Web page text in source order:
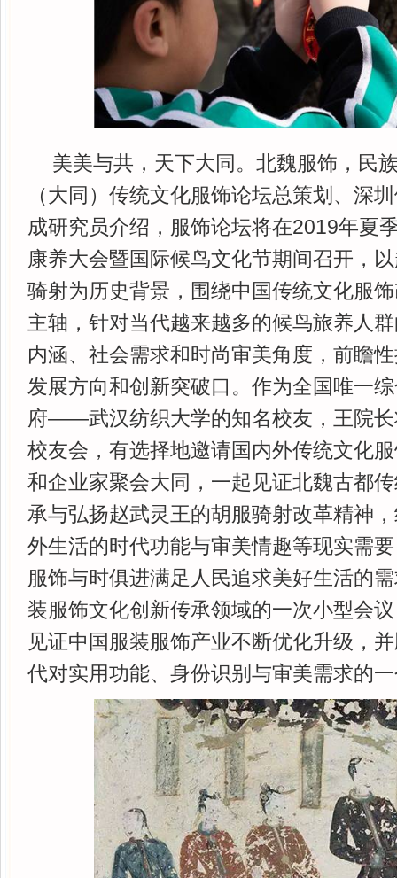
美美与共，天下大同。北魏服饰，民
（大同）传统文化服饰论坛总策划、深
成研究员介绍，服饰论坛将在2019年夏
康养大会暨国际候鸟文化节期间召开，
骑射为历史背景，围绕中国传统文化服
主轴，针对当代越来越多的候鸟旅养人
内涵、社会需求和时尚审美角度，前瞻
发展方向和创新突破口。作为全国唯一
府——武汉纺织大学的知名校友，王院
校友会，有选择地邀请国内外传统文化
和企业家聚会大同，一起见证北魏古都
承与弘扬赵武灵王的胡服骑射改革精神
外生活的时代功能与审美情趣等现实需
服饰与时俱进满足人民追求美好生活的
装服饰文化创新传承领域的一次小型会
见证中国服装服饰产业不断优化升级，
代对实用功能、身份识别与审美需求的